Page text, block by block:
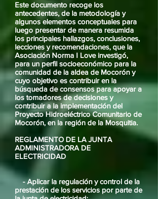
Este documento recoge los
antecedentes, de la metodología y
algunos elementos conceptuales para
luego presentar de manera resumida
los principales hallazgos, conclusiones,
lecciones y recomendaciones, que la
Asociación Norma I Love investigó,
para un perfil socioeconómico para la
comunidad de la aldea de Mocorón y
cuyo objetivo es contribuir en la
búsqueda de consensos para apoyar a
los tomadores de decisiones y
contribuir a la implementación del
Proyecto Hidroeléctrico Comunitario de
Mocorón, en la región de la Mosquitia.
REGLAMENTO DE LA JUNTA
ADMINISTRADORA DE
ELECTRICIDAD
- Aplicar la regulación y control de la
prestación de los servicios por parte de